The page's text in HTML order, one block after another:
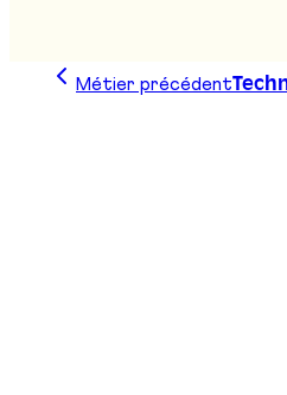
Métier précédent